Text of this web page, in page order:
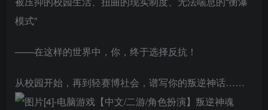
模式”
——在这样的世界中，你，终于选择反抗！
从校园开始，再到轻赛博社会，谱写你的叛逆神话……